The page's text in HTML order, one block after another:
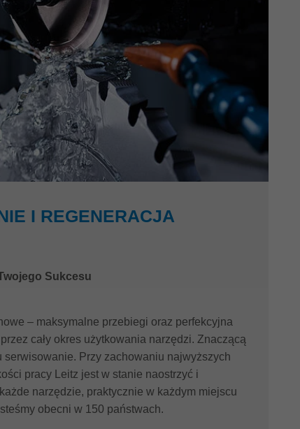
I REGENERACJA
Sukcesu
– maksymalne przebiegi oraz perfekcyjna
cały okres użytkowania narzędzi. Znaczącą
serwisowanie. Przy zachowaniu najwyższych
pracy Leitz jest w stanie naostrzyć i
narzędzie, praktycznie w każdym miejscu
obecni w 150 państwach.